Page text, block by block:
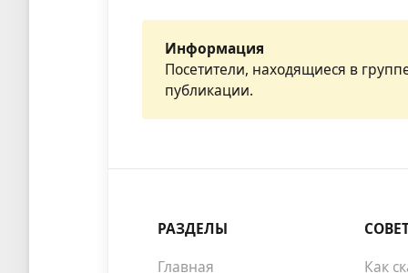
Информация
Посетители, находящиеся в
публикации.
РАЗДЕЛЫ
Главная
Как